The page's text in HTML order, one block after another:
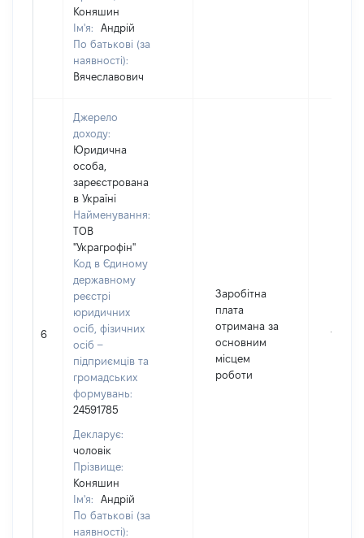
Коняшин
Ім'я:
Андрій
По батькові (за
наявності):
Вячеславович
6
Джерело
доходу:
Юридична
особа,
зареєстрована
в Україні
Найменування:
ТОВ
"Украгрофін"
Код в Єдиному
державному
реєстрі
юридичних
осіб, фізичних
осіб –
підприємців та
громадських
формувань:
24591785
Декларує:
чоловік
Прізвище:
Коняшин
Ім'я:
Андрій
По батькові (за
наявності):
Заробітна
плата
отримана за
основним
місцем
роботи
16920